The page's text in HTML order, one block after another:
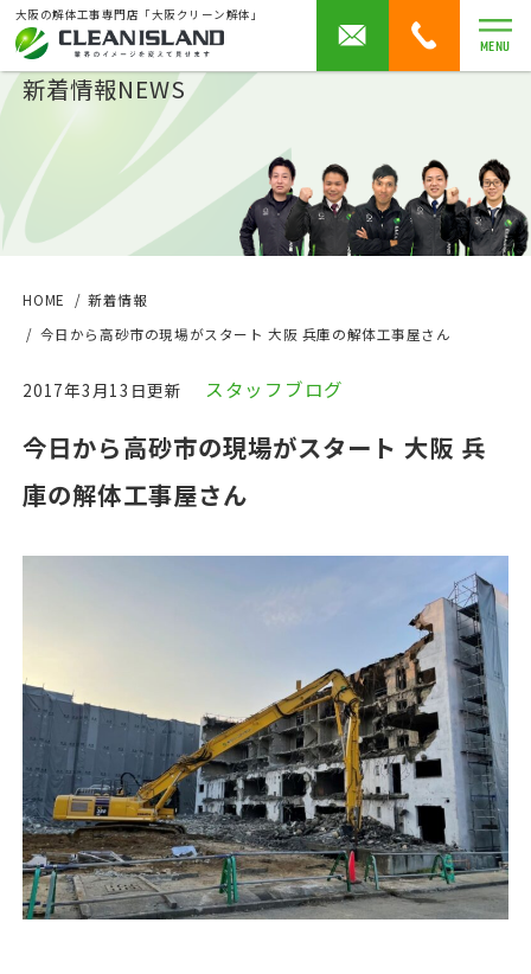
大阪の解体工事専門店「大阪クリーン解体」
MENU
新着情報NEWS
HOME
新着情報
今日から高砂市の現場がスタート 大阪 兵庫の解体工事屋さん
2017年3月13日更新 スタッフブログ
今日から高砂市の現場がスタート 大阪 兵
庫の解体工事屋さん